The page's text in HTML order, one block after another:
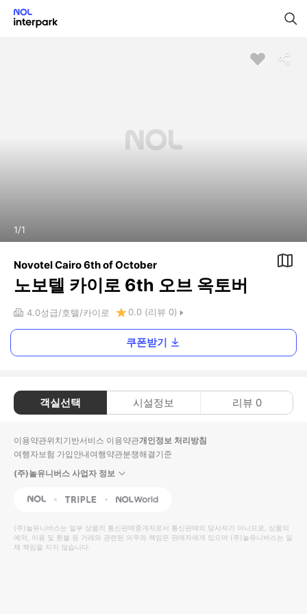
1/1
Novotel Cairo 6th of October
노보텔 카이로 6th 오브 옥토버
4.0성급 호텔 카이로 0.0 (리뷰 0)
쿠폰받기
객실선택 시설정보 리뷰 0
이용약관위치기반서비스 이용약관개인정보 처리방침
여행자보험 가입안내여행약관분쟁해결기준
(주)놀유니버스 사업자 정보
NOL Triple Interpark Global
(주)놀유니버스는 일부 상품의 통신판매중개자로서 통신판매의 당사자가 아니므로, 상품의
예약, 이용 및 환불 등 거래와 관련된 의무와 책임은 판매자에게 있으며 (주)놀유니버스는 일
체 책임을 지지 않습니다.